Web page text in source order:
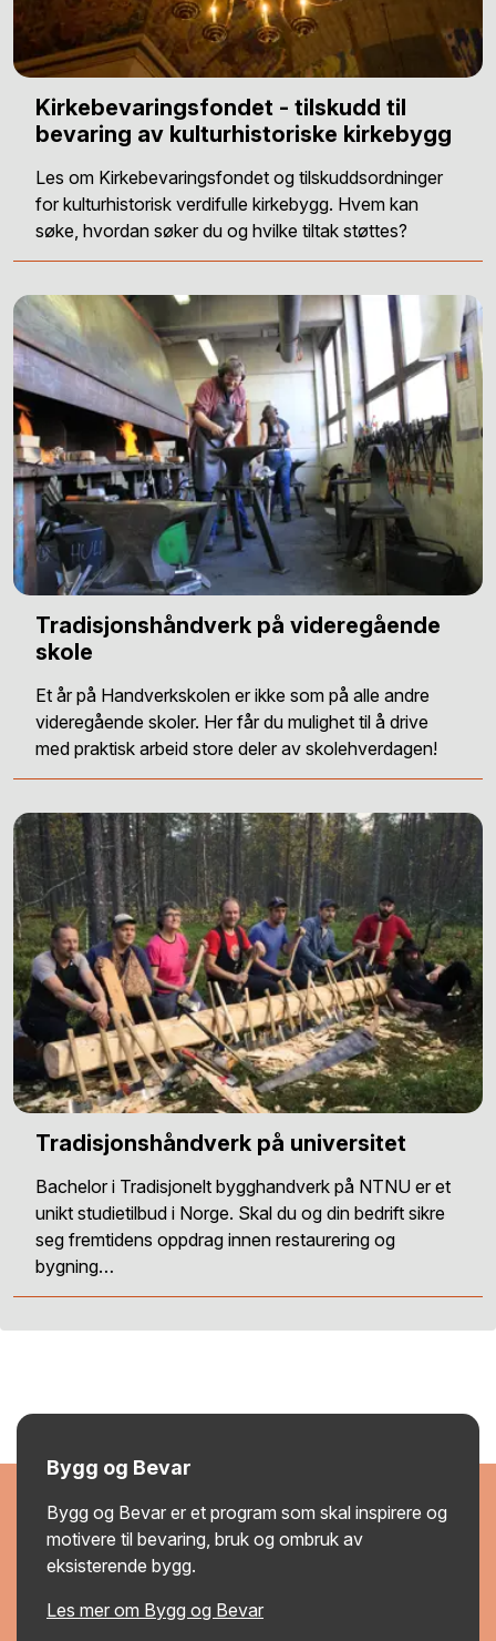
Kirkebevaringsfondet - tilskudd til
bevaring av kulturhistoriske kirkebygg
Les om Kirkebevaringsfondet og tilskuddsordninger
for kulturhistorisk verdifulle kirkebygg. Hvem kan
søke, hvordan søker du og hvilke tiltak støttes?
Tradisjonshåndverk på videregående
skole
Et år på Handverkskolen er ikke som på alle andre
videregående skoler. Her får du mulighet til å drive
med praktisk arbeid store deler av skolehverdagen!
Tradisjonshåndverk på universitet
Bachelor i Tradisjonelt bygghandverk på NTNU er et
unikt studietilbud i Norge. Skal du og din bedrift sikre
seg fremtidens oppdrag innen restaurering og
bygning…
Bygg og Bevar
Bygg og Bevar er et program som skal inspirere og
motivere til bevaring, bruk og ombruk av
eksisterende bygg.
Les mer om Bygg og Bevar